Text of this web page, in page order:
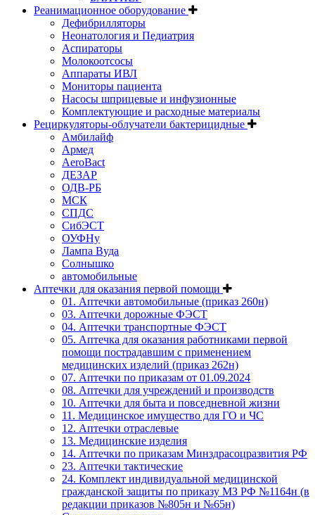
Реанимационное оборудование
Дефибрилляторы
Неонатология и Педиатрия
Аспираторы
Молокоотсосы
Аппараты ИВЛ
Мониторы пациента
Насосы шприцевые и инфузионные
Комплектующие и расходные материалы
Рециркуляторы-облучатели бактерицидные
Амбилайф
Армед
AeroBact
ДЕЗАР
ОДВ-РБ
МСК
СПДС
СибЭСТ
ОУФНу
Лампа Вуда
Солнышко
автомобильные
Аптечки для оказания первой помощи
01. Аптечки автомобильные (приказ 260н)
03. Аптечки дорожные ФЭСТ
04. Аптечки транспортные ФЭСТ
05. Аптечка для оказания работниками первой
помощи пострадавшим с применением
медицинских изделий (приказ 262н)
07. Аптечки по приказам от 01.09.2024
08. Аптечки для учреждений и производств
10. Аптечки для быта и повседневной жизни
11. Медицинское имущество для ГО и ЧС
12. Аптечки отраслевые
13. Медицинские изделия
14. Аптечки по приказам Минздрасоцразвития РФ
23. Аптечки тактические
24. Комплект индивидуальной медицинской
гражданской защиты по приказу МЗ РФ №1164н (в
редакции приказов №805н и №65н)